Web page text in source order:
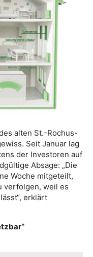
alten St.-Rochus-
Seit Januar lag
der Investoren auf
Absage: „Die
Woche mitgeteilt,
verfolgen, weil es
erklärt